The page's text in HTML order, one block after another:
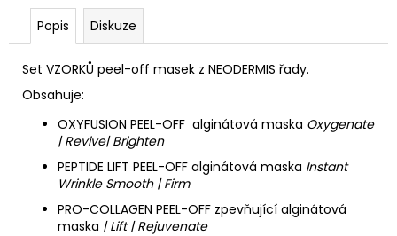
Popis Diskuze
Set VZORKŮ peel-off masek z NEODERMIS řady.
Obsahuje:
OXYFUSION PEEL-OFF alginátová maska Oxygenate
| Revive| Brighten
PEPTIDE LIFT PEEL-OFF alginátová maska Instant
Wrinkle Smooth | Firm
PRO-COLLAGEN PEEL-OFF zpevňující alginátová
maska | Lift | Rejuvenate
m
TONIKUM
S
HYDRATAČNÍM
KOMPLEXEM